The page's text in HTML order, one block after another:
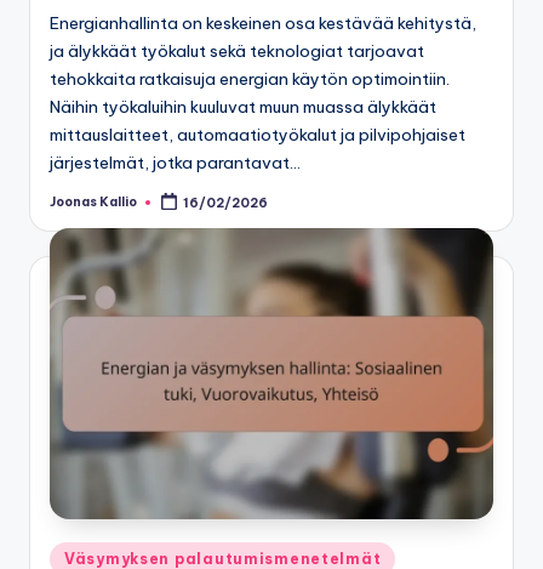
Energianhallinta on keskeinen osa kestävää kehitystä,
ja älykkäät työkalut sekä teknologiat tarjoavat
tehokkaita ratkaisuja energian käytön optimointiin.
Näihin työkaluihin kuuluvat muun muassa älykkäät
mittauslaitteet, automaatiotyökalut ja pilvipohjaiset
järjestelmät, jotka parantavat…
Posted
Joonas Kallio 16/02/2026
Posted
Väsymyksen palautumismenetelmät